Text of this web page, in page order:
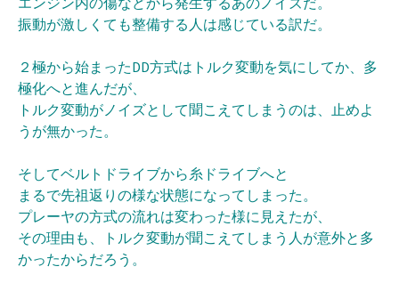
振動が激しくても整備する人は感じている訳だ。
２極から始まったDD方式はトルク変動を気にしてか、多
極化へと進んだが、
トルク変動がノイズとして聞こえてしまうのは、止めよ
うが無かった。
そしてベルトドライブから糸ドライブへと
まるで先祖返りの様な状態になってしまった。
プレーヤの方式の流れは変わった様に見えたが、
その理由も、トルク変動が聞こえてしまう人が意外と多
かったからだろう。